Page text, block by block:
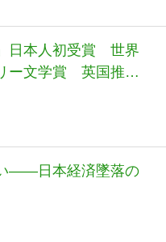
日本人初受賞 世界
ー文学賞 英国推理
賞） (河出文庫 お 46-
――日本経済墜落の